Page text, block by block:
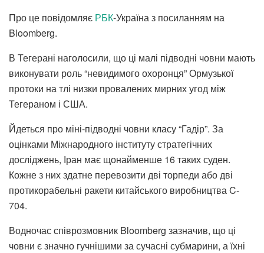
Про це повідомляє РБК-Україна з посиланням на
Bloomberg.
В Тегерані наголосили, що ці малі підводні човни мають
виконувати роль “невидимого охоронця” Ормузької
протоки на тлі низки провалених мирних угод між
Тегераном і США.
Йдеться про міні-підводні човни класу “Гадір”. За
оцінками Міжнародного інституту стратегічних
досліджень, Іран має щонайменше 16 таких суден.
Кожне з них здатне перевозити дві торпеди або дві
протикорабельні ракети китайського виробництва C-
704.
Водночас співрозмовник Bloomberg зазначив, що ці
човни є значно гучнішими за сучасні субмарини, а їхні